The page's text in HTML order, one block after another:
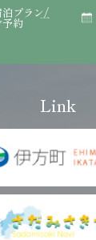
扱に関するお問い
ヶ池温泉
泊プラン/
予約
Link